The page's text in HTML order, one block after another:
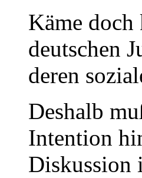
Käme
deutschen
deren
Deshalb
Intention
Diskussion